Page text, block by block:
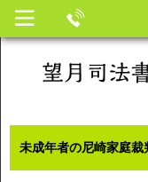
未成年者の尼崎家庭